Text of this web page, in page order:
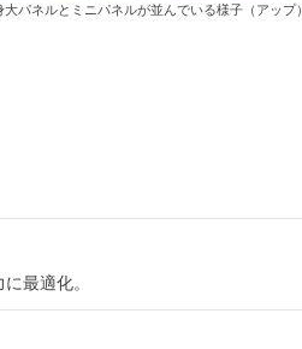
大パネルとミニパネルが並んでいる様子（アップ）
最適化。